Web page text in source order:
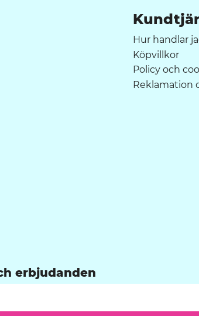
Hur handlar
Köpvillkor
Policy och
Reklamation